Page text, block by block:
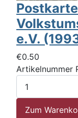
e.V.
€0.50
Artikelnummer